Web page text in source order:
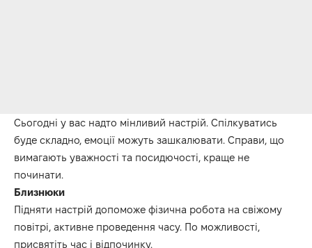
Сьогодні у вас надто мінливий настрій. Спілкуватись
буде складно, емоції можуть зашкалювати. Справи, що
вимагають уважності та посидючості, краще не
починати.
Близнюки
Підняти настрій допоможе фізична робота на свіжому
повітрі, активне проведення часу. По можливості,
присвятіть час і відпочинку.